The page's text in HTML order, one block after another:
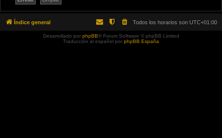
Índice general Todos los horarios son UTC+01:00
Desarrollado por phpBB® Forum Software © phpBB Limited
Traducción al español por phpBB España